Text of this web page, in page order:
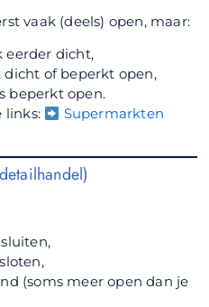
vaak (deels) open, maar:
eerder dicht,
dicht of beperkt open,
beperkt open.
links:
Supermarkten
(soms meer open dan je